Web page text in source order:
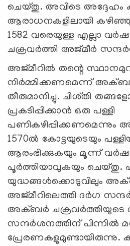
ചെയ്തു. അവിടെ അദ്ദേഹം
ആരാധനകളിലായി
1582 വരെയുള്ള എല്ലാ
ചക്രവർത്തി അജ്മീർ
അജ്മീറിൽ തന്റെ
നിർമ്മിക്കണമെന്ന്
തീരുമാനിച്ചു. ചിശ്തി
പ്രകടിപ്പിക്കാൻ ഒരു പള്ളി
പണികഴിപ്പിക്കണമെന്നും
1570ൽ കോട്ടയുടെയും
ആരംഭിക്കുകയും മൂന്ന്
പൂർത്തിയാവുകയും ചെയ്തു.
യുദ്ധങ്ങൾക്കൊടുവിലും
അജ്മീറിലെത്തി ദർഗ
അക്ബർ ചക്രവർത്തിയുടെ
സന്ദർശനത്തിന് പിന്നിൽ
പ്രേരണകളുമുണ്ടായിരുന്നു.